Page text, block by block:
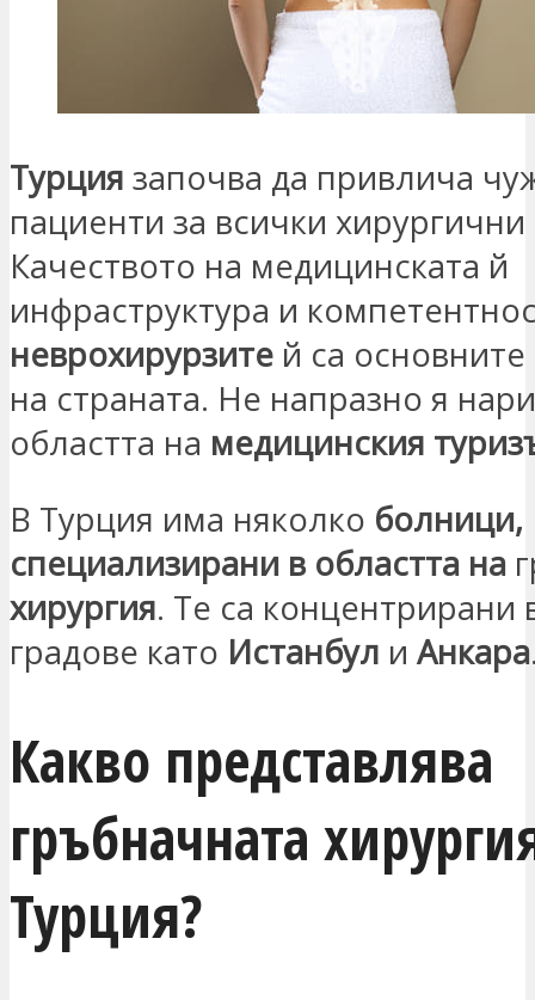
Турция започва да привлича
пациенти за всички
Качеството на медицинската й
инфраструктура и
неврохирурзите й са
на страната. Не напразно я
областта на медицинския
В Турция има няколко болници,
специализирани в областта на
хирургия. Те са концентрирани
градове като Истанбул и Анкара
Какво представлява
гръбначната
Турция?